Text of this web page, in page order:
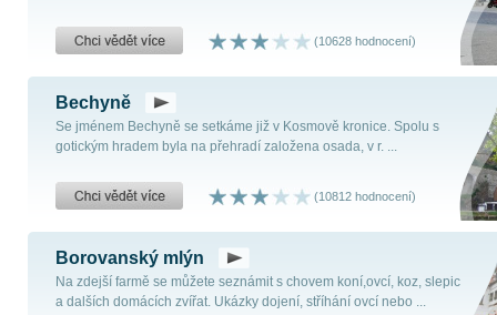
(10628 hodnocení)
Bechyně
Se jménem Bechyně se setkáme již v Kosmově kronice. Spolu s
gotickým hradem byla na přehradí založena osada, v r. ...
(10812 hodnocení)
Borovanský mlýn
Na zdejší farmě se můžete seznámit s chovem koní,ovcí, koz, slepic
a dalších domácích zvířat. Ukázky dojení, stříhání ovcí nebo ...